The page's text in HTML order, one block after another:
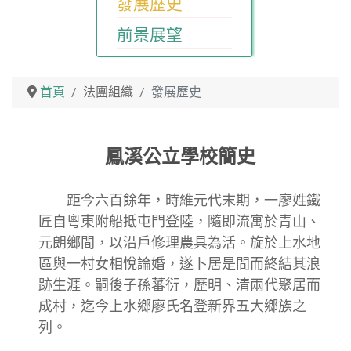
發展歷史
前景展望
首頁 法團組織 發展歷史
鳳溪公立學校簡史
距今六百餘年，時維元代末期，一廖姓鐵
匠自粵東附船抵屯門登陸，隨即流寓於青山、
元朗鄉間，以沿戶修理農具為活。旋於上水地
區與一村女相悅論婚，遂卜居是間而終結其浪
跡生涯。嗣後子孫蕃衍，歷明、清兩代聚居而
成村，迄今上水鄉廖氏名登新界五大鄉族之
列。